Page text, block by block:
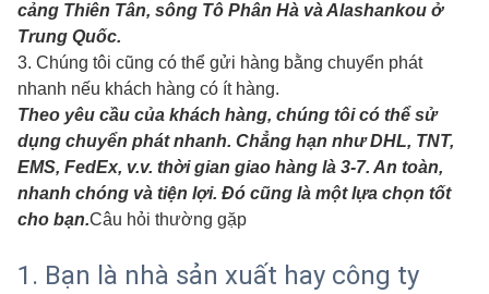
cảng Thiên Tân, sông Tô Phân Hà và Alashankou ở
Trung Quốc.
3. Chúng tôi cũng có thể gửi hàng bằng chuyển phát
nhanh nếu khách hàng có ít hàng.
Theo yêu cầu của khách hàng, chúng tôi có thể sử
dụng chuyển phát nhanh. Chẳng hạn như DHL, TNT,
EMS, FedEx, v.v. thời gian giao hàng là 3-7. An toàn,
nhanh chóng và tiện lợi. Đó cũng là một lựa chọn tốt
cho bạn.Câu hỏi thường gặp
1. Bạn là nhà sản xuất hay công ty